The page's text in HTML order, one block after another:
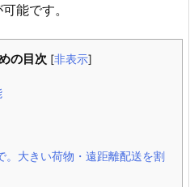
能です。
の目次 [非表示]
。大きい荷物・遠距離配送を割